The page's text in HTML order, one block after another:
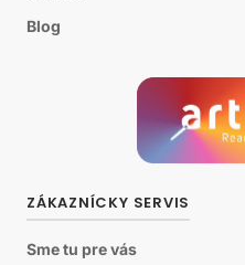
Blog
ZÁKAZNÍCKY SERVIS
Sme tu pre vás